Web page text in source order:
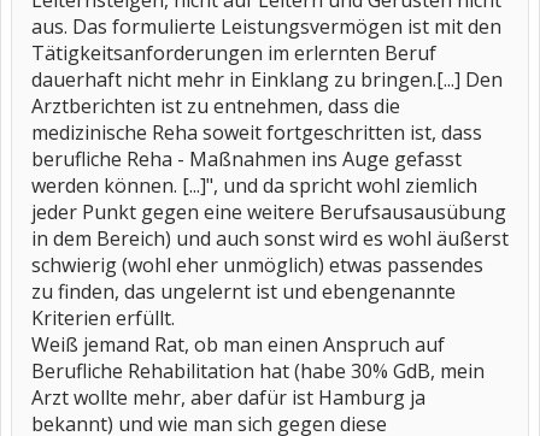
aus. Das formulierte Leistungsvermögen ist mit den
Tätigkeitsanforderungen im erlernten Beruf
dauerhaft nicht mehr in Einklang zu bringen.[...] Den
Arztberichten ist zu entnehmen, dass die
medizinische Reha soweit fortgeschritten ist, dass
berufliche Reha - Maßnahmen ins Auge gefasst
werden können. [...]", und da spricht wohl ziemlich
jeder Punkt gegen eine weitere Berufsausausübung
in dem Bereich) und auch sonst wird es wohl äußerst
schwierig (wohl eher unmöglich) etwas passendes
zu finden, das ungelernt ist und ebengenannte
Kriterien erfüllt.
Weiß jemand Rat, ob man einen Anspruch auf
Berufliche Rehabilitation hat (habe 30% GdB, mein
Arzt wollte mehr, aber dafür ist Hamburg ja
bekannt) und wie man sich gegen diese